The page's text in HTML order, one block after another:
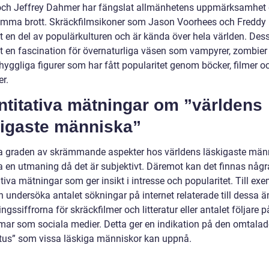
Jeffrey Dahmer har fängslat allmänhetens uppmärksamhet
brott. Skräckfilmsikoner som Jason Voorhees och Freddy
en del av populärkulturen och är kända över hela världen.
en fascination för övernaturliga väsen som vampyrer,
figurer som har fått popularitet genom böcker, filmer
mätningar om ”världens
människa”
graden av skrämmande aspekter hos världens läskigaste
en utmaning då det är subjektivt. Däremot kan det finnas
mätningar som ger insikt i intresse och popularitet. Till
undersöka antalet sökningar på internet relaterade till dessa
för skräckfilmer och litteratur eller antalet följare
som sociala medier. Detta ger en indikation på den
som vissa läskiga människor kan uppnå.